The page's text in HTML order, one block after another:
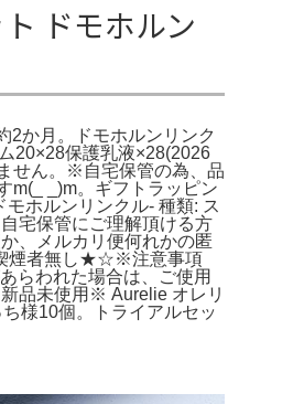
ドモホルン
2か月。ドモホルンリンク
20×28保護乳液×28(2026
せん。※自宅保管の為、品
m(_ _)m。ギフトラッピン
ホルンリンクル- 種類: ス
宅保管にご理解頂ける方
、メルカリ便何れかの匿
煙者無し★☆※注意事項
らわれた場合は、ご使用
品未使用※ Aurelie オレリ
様10個。トライアルセッ